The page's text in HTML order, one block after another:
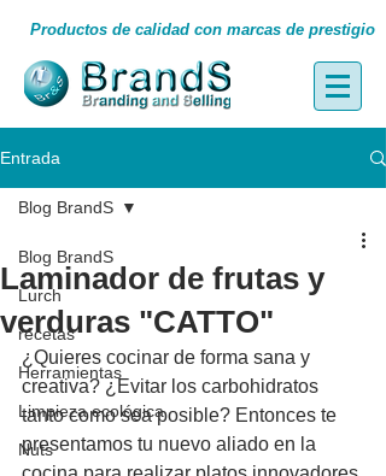
Productos de calidad con marcas de prestigio
Entrada
Blog BrandS
Lurch
recetas
Herramientas
Limpieza ecológica
Nuts
Blog BrandS
Laminador de frutas y
verduras "CATTO"
¿Quieres cocinar de forma sana y
creativa? ¿Evitar los carbohidratos
tanto como sea posible? Entonces te
presentamos tu nuevo aliado en la